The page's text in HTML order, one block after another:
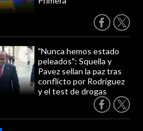
"Nunca hemos estado
peleados": Squella y
Pavez sellan la paz tras
conflicto por Rodríguez
y el test de drogas